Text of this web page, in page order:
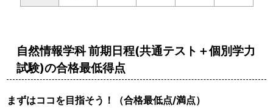
自然情報学科 前期日程(共通テスト＋個別学力
試験)の合格最低得点
まずはココを目指そう！（合格最低点/満点）